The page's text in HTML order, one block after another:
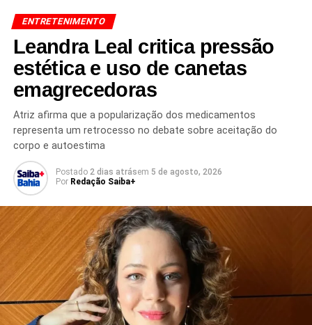
TÓPICOS RELACIONADOS
BANDA CAVALEIROS DO FORRÓ
CARREIRA DE NETTO ARAUJO
CAVALEIROS DO FORRÓ
FORRÓ BRASILEIRO
FORRÓ ELETRÔNICO
LEGADO DE NETTO ARAUJO
MORREU NETTO ARAUJO
MÚSICA NORDESTINA
NOTÍCIAS DE FAMOSOS
Hytalo Santos envia carta da prisão e emociona
seguidores
NÃO PERCA
Morre Hikaru Kurosaki, ator de Jaspion
ENTRETENIMENTO
Leandra Leal critica pressão
estética e uso de canetas
emagrecedoras
Atriz afirma que a popularização dos medicamentos
representa um retrocesso no debate sobre aceitação do
corpo e autoestima
Postado 2 dias atrásem 5 de agosto, 2026
Por Redação Saiba+